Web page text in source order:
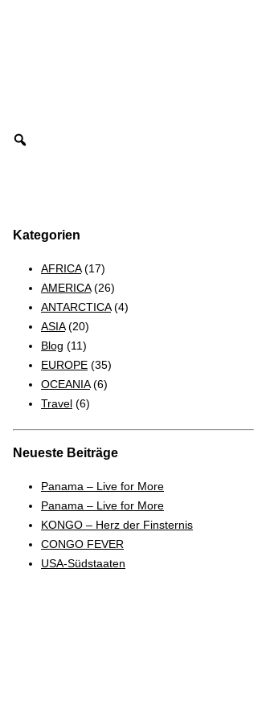
Kategorien
AFRICA(17)
AMERICA(26)
ANTARCTICA(4)
ASIA(20)
Blog (11)
EUROPE (35)
OCEANIA(6)
Travel (6)
Neueste Beiträge
Panama – Live for More
Panama – Live for More
KONGO – Herz der Finsternis
CONGO FEVER
USA-Südstaaten